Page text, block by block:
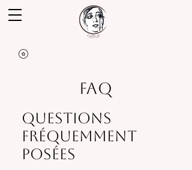
FAQ
Questions
fréquemment
posées